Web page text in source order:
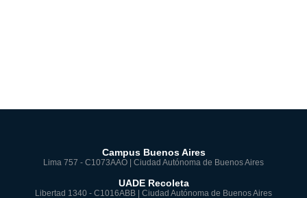
Campus Buenos Aires
Lima 757 - C1073AAO | Ciudad Autónoma de Buenos Aires
UADE Recoleta
Libertad 1340 - C1016ABB | Ciudad Autónoma de Buenos Aires